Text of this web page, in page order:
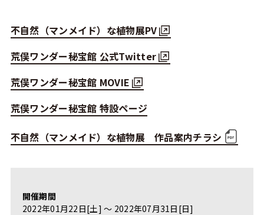
不自然（マンメイド）な植物展PV
荒俣ワンダー秘宝館 公式Twitter
荒俣ワンダー秘宝館 MOVIE
荒俣ワンダー秘宝館 特設ページ
不自然（マンメイド）な植物展 作品案内チラシ
開催期間
2022年01月22日[土] 〜 2022年07月31日[日]